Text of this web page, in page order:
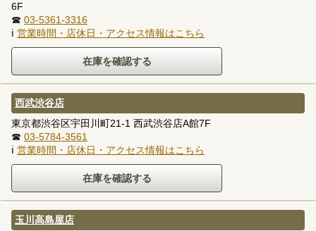
6F
☎ 03-5361-3316
ℹ 営業時間・店休日・アクセス情報はこちら
西武渋谷店
東京都渋谷区宇田川町21-1 西武渋谷店A館7F
☎ 03-5784-3561
ℹ 営業時間・店休日・アクセス情報はこちら
玉川高島屋店